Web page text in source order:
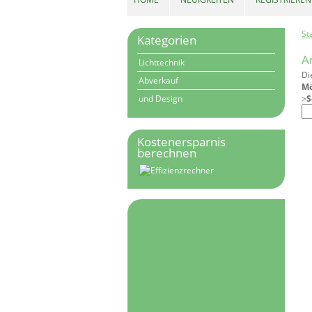
>
Kategorien
Lichttechnik
Abverkauf
und Design
Kostenersparnis
berechnen